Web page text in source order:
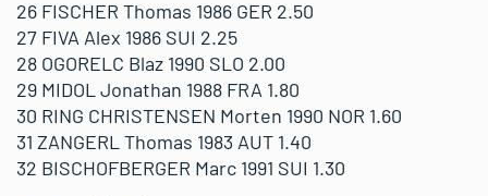
26 FISCHER Thomas 1986 GER 2.50
27 FIVA Alex 1986 SUI 2.25
28 OGORELC Blaz 1990 SLO 2.00
29 MIDOL Jonathan 1988 FRA 1.80
30 RING CHRISTENSEN Morten 1990 NOR 1.60
31 ZANGERL Thomas 1983 AUT 1.40
32 BISCHOFBERGER Marc 1991 SUI 1.30